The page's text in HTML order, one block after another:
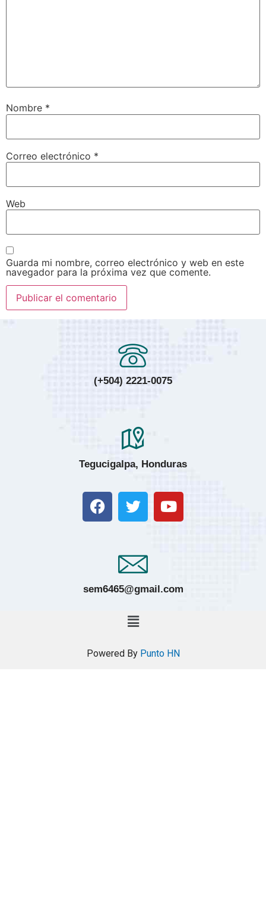
Nombre *
Correo electrónico *
Web
Guarda mi nombre, correo electrónico y web en este
navegador para la próxima vez que comente.
(+504) 2221-0075
Tegucigalpa, Honduras
sem6465@gmail.com
Powered By Punto HN